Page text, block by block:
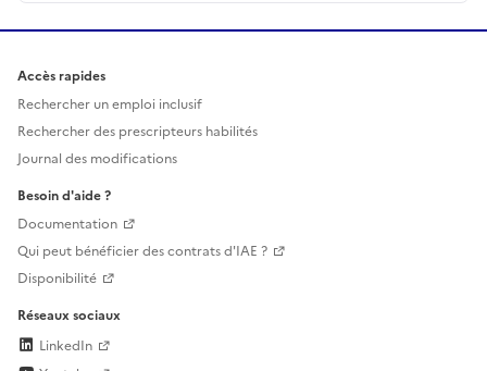
Accès rapides
Rechercher un emploi inclusif
Rechercher des prescripteurs habilités
Journal des modifications
Besoin d'aide ?
Documentation
Qui peut bénéficier des contrats d'IAE ?
Disponibilité
Réseaux sociaux
LinkedIn